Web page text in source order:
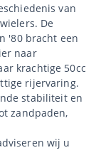
van
De
'80 bracht een
naar
krachtige 50cc
rijervaring.
stabiliteit en
zandpaden,
wij u